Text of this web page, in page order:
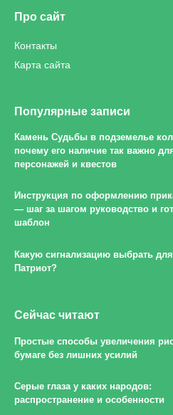
Про сайт
Контакты
Карта сайта
Популярные записи
Камень Судьбы в подземелье
почему его наличие так важно
персонажей и квестов
Инструкция по оформлению
— шаг за шагом руководство и
шаблон
Какую сигнализацию выбрать
Патриот?
Сейчас читают
Простые способы увеличения
бумаге без лишних усилий
Серые глаза у каких народов:
распространение и особенности